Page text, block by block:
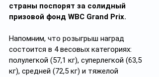
страны поспорят за солидный
призовой фонд WBC Grand Prix.
Напомним, что розыгрыш наград
состоится в 4 весовых категориях:
полулегкой (57,1 кг), суперлегкой (63,5
кг), средней (72,5 кг) и тяжелой